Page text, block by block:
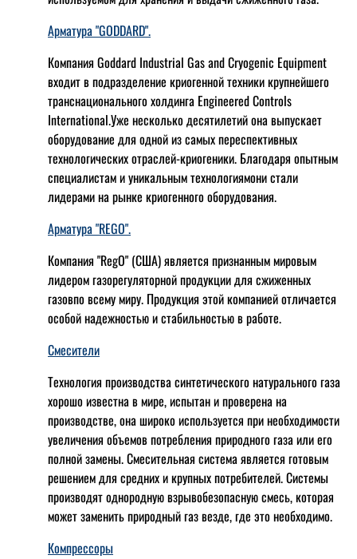
Арматура "GODDARD".
Компания Goddard Industrial Gas and Cryogenic Equipment
входит в подразделение криогенной техники крупнейшего
транснационального холдинга Engineered Controls
International.Уже несколько десятилетий она выпускает
оборудование для одной из самых переспективных
технологических отраслей-криогеники. Благодаря опытным
специалистам и уникальным технологиямони стали
лидерами на рынке криогенного оборудования.
Арматура "REGO".
Компания "RegO" (США) является признанным мировым
лидером газорегуляторной продукции для сжиженных
газовпо всему миру. Продукция этой компанией отличается
особой надежностью и стабильностью в работе.
Смесители
Технология производства синтетического натурального газа
хорошо известна в мире, испытан и проверена на
производстве, она широко используется при необходимости
увеличения объемов потребления природного газа или его
полной замены. Смесительная система является готовым
решением для средних и крупных потребителей. Системы
производят однородную взрывобезопасную смесь, которая
может заменить природный газ везде, где это необходимо.
Компрессоры